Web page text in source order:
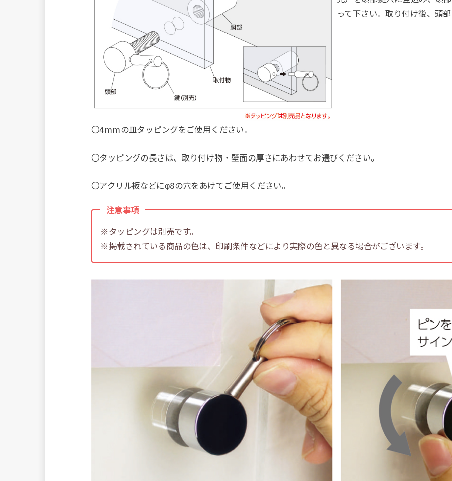
って下さい。取り付け後、頭
〇4mmの皿タッピングをご使用ください。
〇タッピングの長さは、取り付け物・壁面の厚さにあわせてお選びください。
〇アクリル板などにφ8の穴をあけてご使用ください。
注意事項
※タッピングは別売です。
※掲載されている商品の色は、印刷条件などにより実際の色と異なる場合がございます。